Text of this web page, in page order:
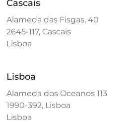
Cascais
Alameda das Fisgas, 40
2645-117, Cascais
Lisboa
Lisboa
Alameda dos Oceanos 113
1990-392, Lisboa
Lisboa